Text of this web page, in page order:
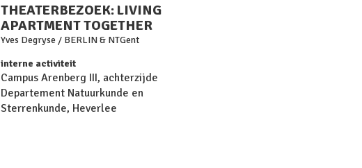
THEATERBEZOEK: LIVING
APARTMENT TOGETHER
Yves Degryse / BERLIN & NTGent
interne activiteit
Campus Arenberg III, achterzijde
Departement Natuurkunde en
Sterrenkunde, Heverlee